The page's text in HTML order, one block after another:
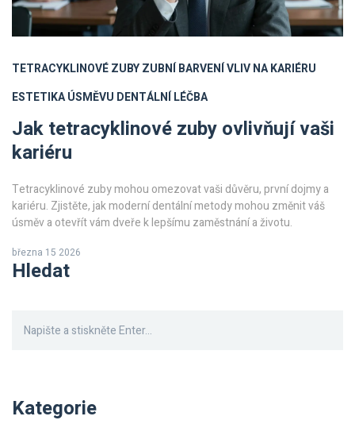
TETRACYKLINOVÉ ZUBYZUBNÍ BARVENÍVLIV NA KARIÉRU
ESTETIKA ÚSMĚVU DENTÁLNÍ LÉČBA
Jak tetracyklinové zuby ovlivňují vaši
kariéru
Tetracyklinové zuby mohou omezovat vaši důvěru, první dojmy a
kariéru. Zjistěte, jak moderní dentální metody mohou změnit váš
úsměv a otevřít vám dveře k lepšímu zaměstnání a životu.
března 15 2026
Hledat
Kategorie